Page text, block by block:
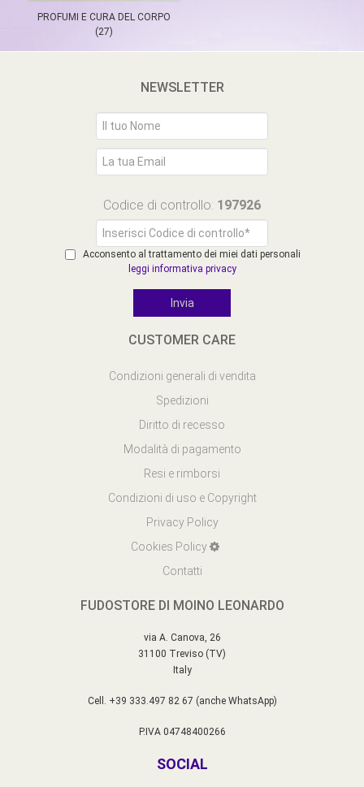
PROFUMI E CURA DEL CORPO
(27)
NEWSLETTER
Codice di controllo: 197926
Acconsento al trattamento dei miei dati personali
leggi informativa privacy
CUSTOMER CARE
Condizioni generali di vendita
Spedizioni
Diritto di recesso
Modalità di pagamento
Resi e rimborsi
Condizioni di uso e Copyright
Privacy Policy
Cookies Policy
Contatti
FUDOSTORE DI MOINO LEONARDO
via A. Canova, 26
31100 Treviso (TV)
Italy
Cell. +39 333.497 82 67 (anche WhatsApp)
P.IVA 04748400266
SOCIAL